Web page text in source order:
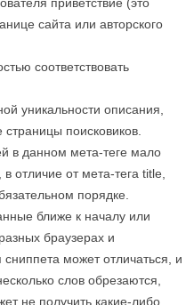
сайта или авторского
соответствовать
уникальности описания,
поисковиков.
в данном мета-теге мало
отличие от мета-тега title,
порядке.
ближе к началу или
браузерах и
может отличаться, и
слов обрезаются,
не получить какие-либо